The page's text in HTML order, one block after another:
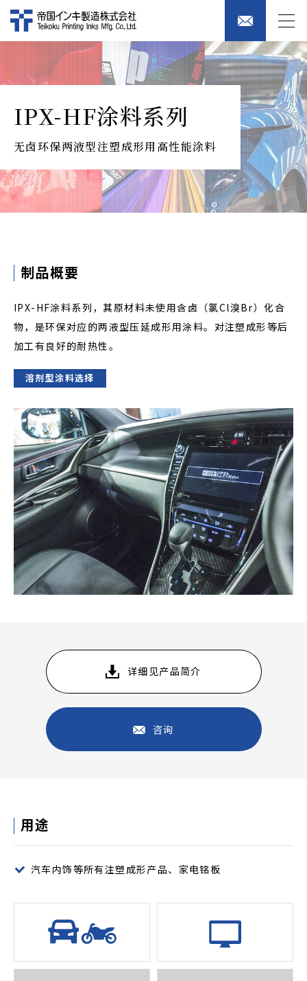
IPX-HF涂料系列
无卤环保两液型注塑成形用高性能涂料
制品概要
IPX-HF涂料系列，其原材料未使用含卤（氯Cl溴Br）化合
物，是环保对应的两液型压延成形用涂料。对注塑成形等后
加工有良好的耐热性。
溶剂型涂料选择
详细见产品简介
咨询
用途
汽车内饰等所有注塑成形产品、家电铭板